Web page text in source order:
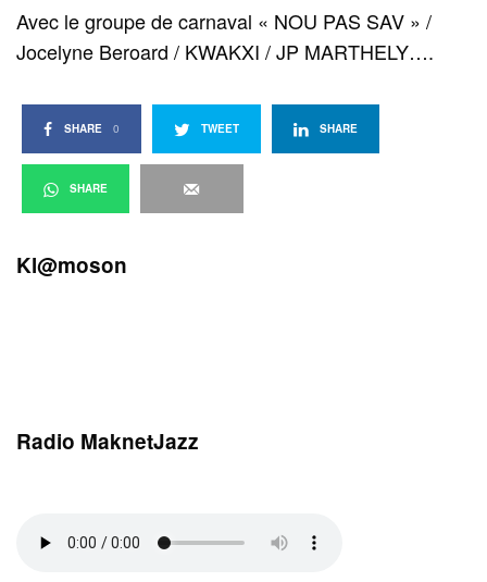
Avec le groupe de carnaval « NOU PAS SAV » /
Jocelyne Beroard / KWAKXI / JP MARTHELY….
SHARE 0 TWEET SHARE
SHARE
Kl@moson
Radio MaknetJazz